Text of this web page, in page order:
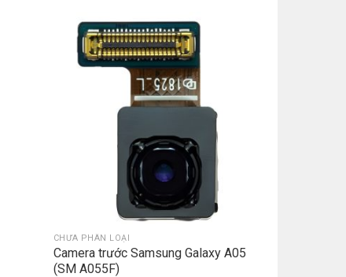
CHƯA PHÂN LOẠI
Camera trước Samsung Galaxy A05
(SM A055F)